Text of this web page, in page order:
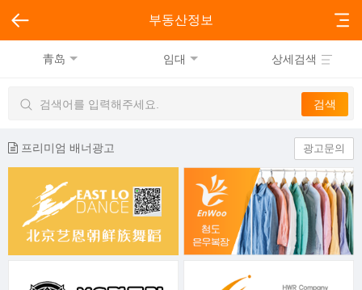
부동산정보
青岛 임대 상세검색
프리미엄 배너광고 광고문의